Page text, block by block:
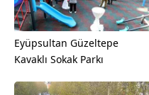
Eyüpsultan Güzeltepe
Kavaklı Sokak Parkı